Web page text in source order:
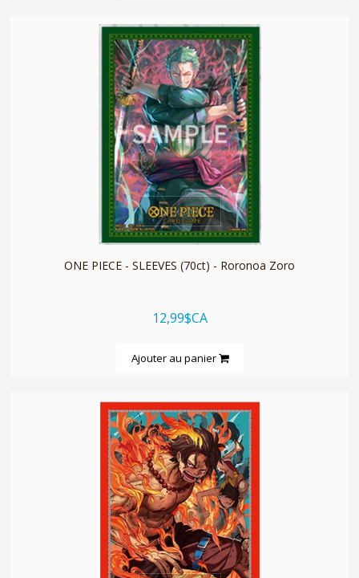
quickshop
ONE PIECE - SLEEVES (70ct) - Roronoa Zoro
12,99$CA
Ajouter au panier